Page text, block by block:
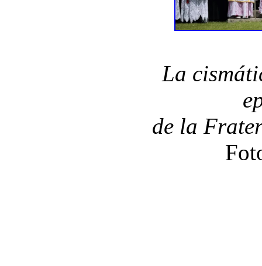
La
de la